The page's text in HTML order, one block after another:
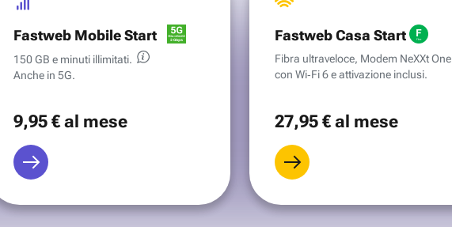
Fastweb Mobile Start
150 GB e minuti illimitati.
Anche in 5G.
9,95 €al mese
Fastweb Casa Start
Fibra ultraveloce, Modem NeXXt One
con Wi‑Fi 6 e attivazione inclusi.
27,95 €al mese